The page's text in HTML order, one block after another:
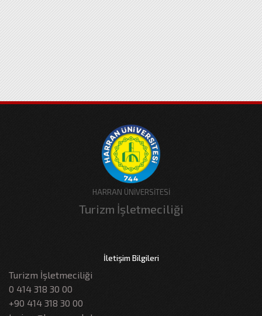
HARRAN ÜNİVERSİTESİ
Turizm İşletmeciliği
İletişim Bilgileri
Turizm İşletmeciliği
0 414 318 30 00
+90 414 318 30 00